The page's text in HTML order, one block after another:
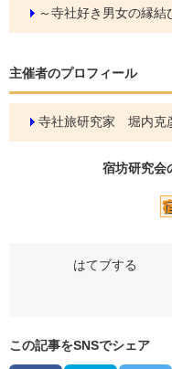
～寺社好き男女の縁
主催者のプロフィール
寺社旅研究家 堀内克
宿坊研究会
この記事をSNSでシェア